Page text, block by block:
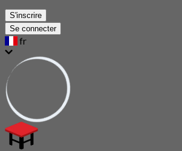
S'inscrire
Se connecter
fr